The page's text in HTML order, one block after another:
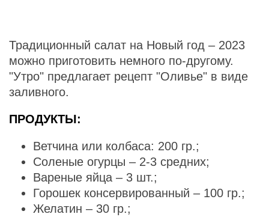
Традиционный салат на Новый год – 2023
можно приготовить немного по-другому.
"Утро" предлагает рецепт "Оливье" в виде
заливного.
ПРОДУКТЫ:
Ветчина или колбаса: 200 гр.;
Соленые огурцы – 2-3 средних;
Вареные яйца – 3 шт.;
Горошек консервированный – 100 гр.;
Желатин – 30 гр.;